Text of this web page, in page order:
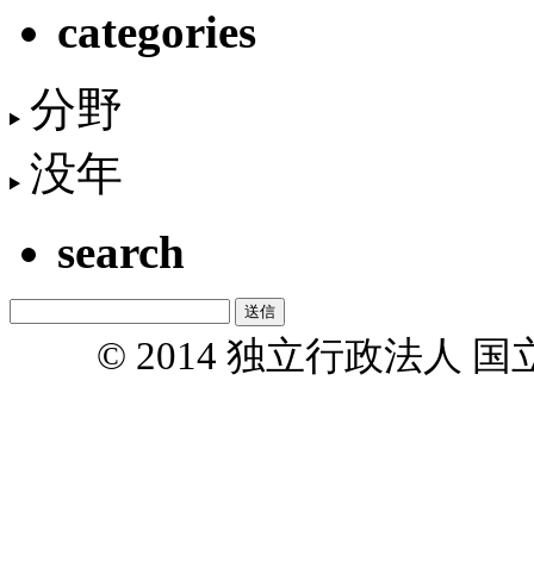
categories
分野
没年
search
© 2014 独立行政法人 国